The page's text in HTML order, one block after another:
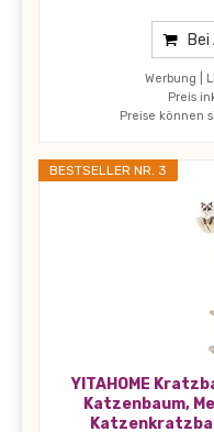
Bei
Werbung |
Preis
Preise können
BESTSELLER NR. 3
YITAHOME
Katzenbaum,